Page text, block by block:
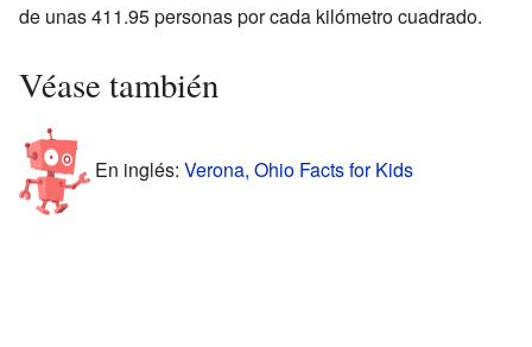
de unas 411.95 personas por cada kilómetro cuadrado.
Véase también
En inglés: Verona, Ohio Facts for Kids